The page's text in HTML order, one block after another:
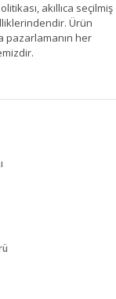
akıllıca seçilmiş
Ürün
pazarlamanın her